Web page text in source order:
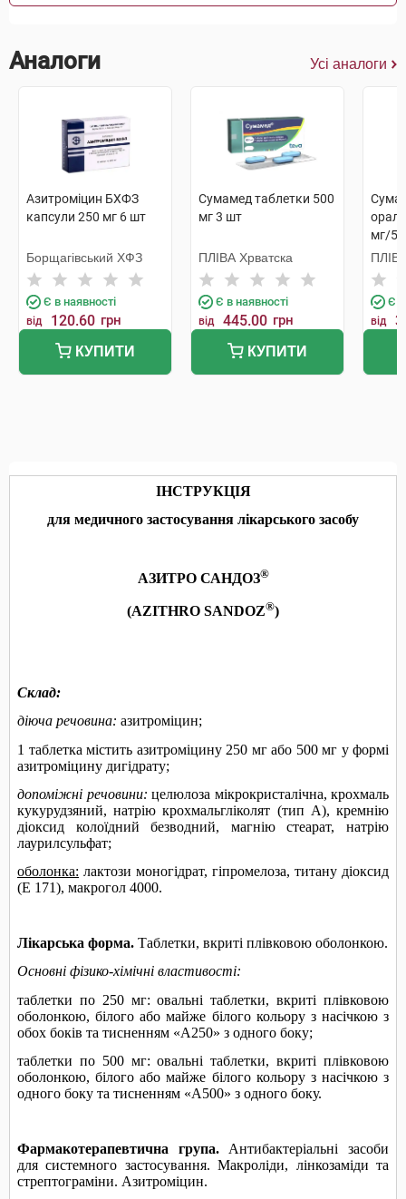
Аналоги Усі аналоги
Азитроміцин БХФЗ
капсули 250 мг 6 шт
Борщагівський ХФЗ
Є в наявності
від 120.60 грн
КУПИТИ
Сумамед таблетки 500
мг 3 шт
ПЛІВА Хрватска
Є в наявності
від 445.00 грн
КУПИТИ
мг/5
Є в
від